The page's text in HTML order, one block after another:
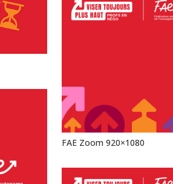
FAE Zoom 920×1080